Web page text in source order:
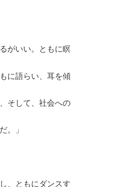
がいい。ともに瞑
に語らい、耳を傾
そして、社会への
。」
、ともにダンスす